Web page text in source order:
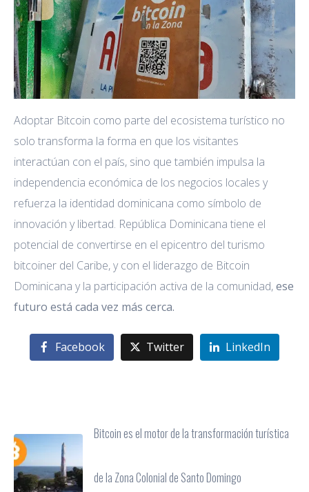
Adoptar Bitcoin como parte del ecosistema turístico no
solo transforma la forma en que los visitantes
interactúan con el país, sino que también impulsa la
independencia económica de los negocios locales y
refuerza la identidad dominicana como símbolo de
innovación y libertad. República Dominicana tiene el
potencial de convertirse en el epicentro del turismo
bitcoiner del Caribe, y con el liderazgo de Bitcoin
Dominicana y la participación activa de la comunidad,ese
futuro está cada vez más cerca.
Facebook Twitter LinkedIn
Bitcoin es el motor de la transformación turística
de la Zona Colonial de Santo Domingo